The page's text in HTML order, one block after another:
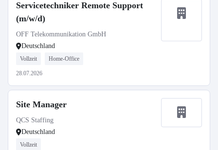
Servicetechniker Remote Support
(m/w/d)
OFF Telekommunikation GmbH
Deutschland
Vollzeit Home-Office
28.07.2026
Site Manager
QCS Staffing
Deutschland
Vollzeit